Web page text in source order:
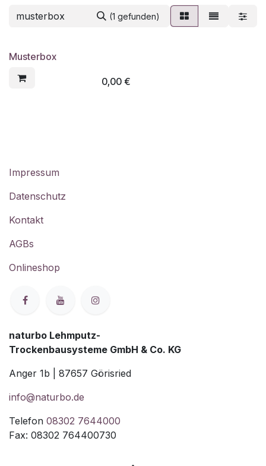
(1 gefunden)
Musterbox
0,00 €
Impressum
Datenschutz
Kontakt
AGBs
Onlineshop
naturbo Lehmputz-
Trockenbausysteme GmbH & Co. KG
Anger 1b | 87657 Görisried
info@naturbo.de
Telefon 08302 7644000
Fax: 08302 764400730